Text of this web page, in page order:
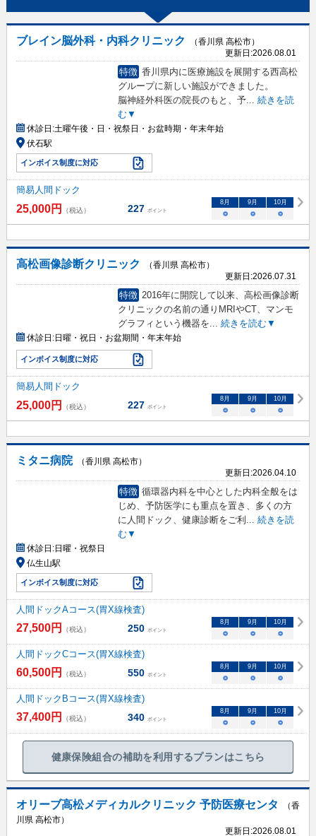
ブレイン脳外科・内科クリニック
（香川県 高松市）
更新日:2026.08.01
特徴 香川県内に医療施設を展開する西高松
グループに新しい施設ができました。
脳神経外科医の院長のもと、予... 続きを読
む▼
休診日:土曜午後・日・祝祭日・お盆時期・年末年始
伏石駅
インボイス制度に対応
簡易人間ドック
25,000円 （税込） 227 ポイント
8月 9月 10月
○ ○ ○
高松画像診断クリニック
（香川県 高松市）
更新日:2026.07.31
特徴 2016年に開院して以来、高松画像診断
クリニックの名前の通りMRIやCT、マンモ
グラフィという機器を... 続きを読む▼
休診日:日曜・祝日・お盆期間・年末年始
インボイス制度に対応
簡易人間ドック
25,000円 （税込） 227 ポイント
8月 9月 10月
○ ○ ○
ミタニ病院
（香川県 高松市）
更新日:2026.04.10
特徴 循環器内科を中心とした内科全般をは
じめ、予防医学にも重点を置き、多くの方
に人間ドック、健康診断をご利
続きを読
む▼
休診日:日曜・祝祭日
仏生山駅
インボイス制度に対応
人間ドックAコース(胃X線検査)
27,500円 （税込） 250 ポイント
8 月 9 月 10月
○ ○ ○
人間ドックCコース(胃X線検査)
60,500円 （税込） 550 ポイント
8 月 9 月 10月
○ ○ ○
人間ドックBコース(胃X線検査)
37,400円 （税込） 340 ポイント
8 月 9 月 10月
○ ○ ○
健康保険組合の補助を利用するプランはこちら
オリーブ高松メディカルクリニック 予防医療センタ
（香
川県 高松市）
更新日:2026.08.01